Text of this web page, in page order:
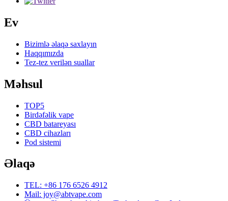
Ev
Bizimlə əlaqə saxlayın
Haqqımızda
Tez-tez verilən suallar
Məhsul
TOP5
Birdəfəlik vape
CBD batareyası
CBD cihazları
Pod sistemi
Əlaqə
TEL: +86 176 6526 4912
Mail: joy@abtvape.com